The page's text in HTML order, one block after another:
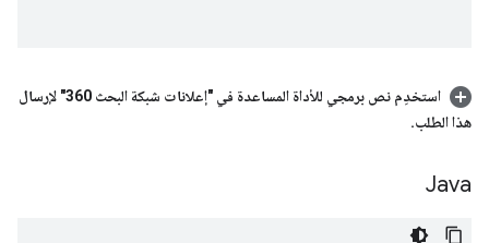
استخدِم نص برمجي للأداة المساعدة في "إعلانات شبكة البحث 360" لإرسال
هذا الطلب.
Java